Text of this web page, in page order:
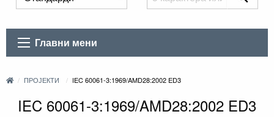
Главни мени
ПРОЈЕКТИ IEC 60061-3:1969/AMD28:2002 ED3
IEC 60061-3:1969/AMD28:2002 ED3